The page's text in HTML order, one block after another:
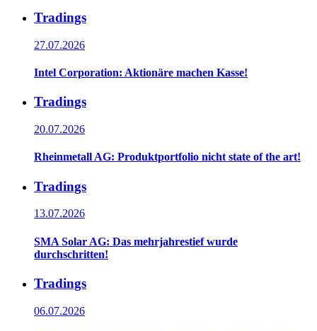
Tradings
27.07.2026
Intel Corporation: Aktionäre machen Kasse!
Tradings
20.07.2026
Rheinmetall AG: Produktportfolio nicht state of the art!
Tradings
13.07.2026
SMA Solar AG: Das mehrjahrestief wurde
durchschritten!
Tradings
06.07.2026